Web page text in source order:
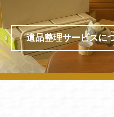
遺品整理サービスに